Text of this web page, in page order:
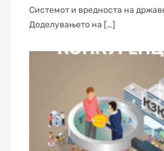
Системот и вредноста на
Доделувањето на […]